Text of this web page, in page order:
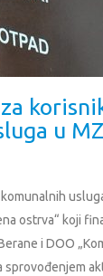
u
ostrva“ koji
i DOO
sprovođenjem